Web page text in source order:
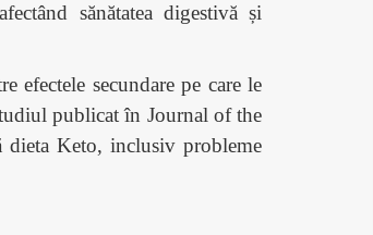
sănătatea digestivă și
efectele secundare pe care le
publicat în Journal of the
dieta Keto, inclusiv probleme